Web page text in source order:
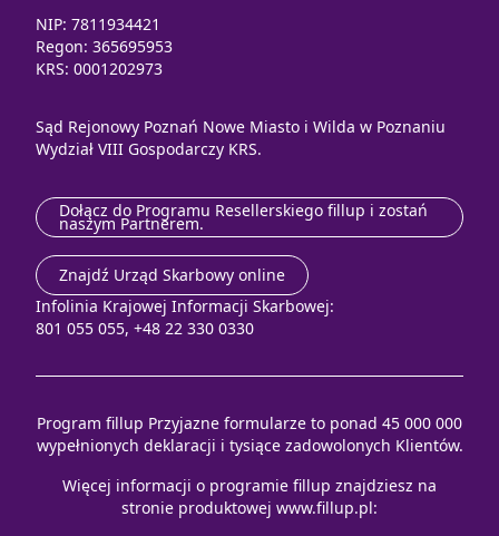
NIP: 7811934421
Regon: 365695953
KRS: 0001202973
Sąd Rejonowy Poznań Nowe Miasto i Wilda w Poznaniu
Wydział VIII Gospodarczy KRS.
Dołącz do Programu Resellerskiego fillup i zostań
naszym Partnerem.
Znajdź Urząd Skarbowy online
Infolinia Krajowej Informacji Skarbowej:
801 055 055, +48 22 330 0330
Program fillup Przyjazne formularze to ponad 45 000 000
wypełnionych deklaracji i tysiące zadowolonych Klientów.
Więcej informacji o programie fillup znajdziesz na
stronie produktowej www.fillup.pl: